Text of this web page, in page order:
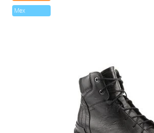
Mex